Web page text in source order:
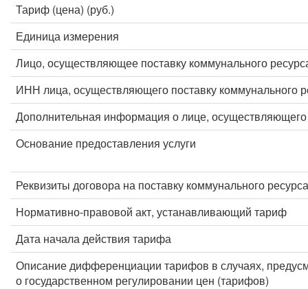
Тариф (цена) (руб.)
Единица измерения
Лицо, осуществляющее поставку коммунального
ИНН лица, осуществляющего поставку коммунального
Дополнительная информация о лице, осуществляющего
Основание предоставления услуги
Реквизиты договора на поставку коммунального ресурса
Нормативно-правовой акт, устанавливающий тариф
Дата начала действия тарифа
Описание дифференциации тарифов в случаях,
о государственном регулировании цен (тарифов)